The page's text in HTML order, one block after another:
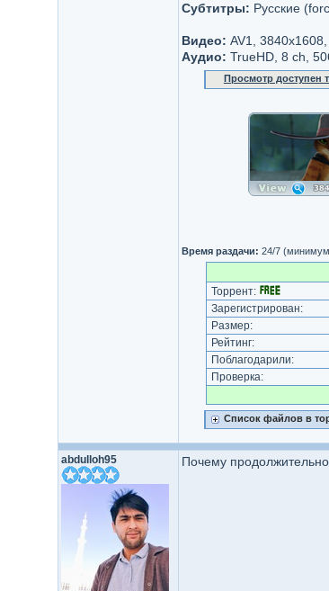
Субтитры: Русские
Видео: AV1,
Аудио: TrueHD, 8 ch,
Просмотр доступен
Время раздачи: 24/7
Торрент:
Зарегистрирован:
Размер:
Рейтинг:
Поблагодарили:
Проверка:
Список файлов в
abdulloh95 Почему